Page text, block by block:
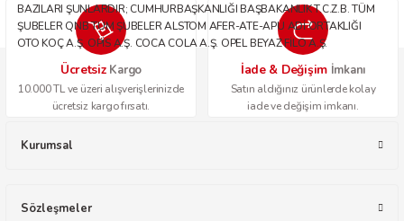
BAZILARI ŞUNLARDIR; CUMHURBAŞKANLIĞI BAŞBAKANLIK T.C.Z.B. TÜM
ŞUBELER QNB TÜM ŞUBELER ALSTOM AFER-ATE-APU ADİ ORTAKLIĞI
OTO KOÇ A.Ş. OPİS A.Ş. COCA COLA A.Ş. OPEL BEYAZ FİLO A.Ş.
Ücretsiz Kargo
10.000 TL ve üzeri alışverişlerinizde
ücretsiz kargo fırsatı.
İade & Değişim İmkanı
Satın aldığınız ürünlerde kolay
iade ve değişim imkanı.
Kurumsal
Sözleşmeler